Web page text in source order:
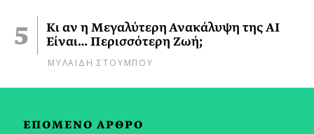
Κι αν η Μεγαλύτερη Ανακάλυψη της AI
Είναι… Περισσότερη Ζωή;
ΜΥΛΑΙΔΗ ΣΤΟΥΜΠΟΥ
ΕΠΟΜΕΝΟ ΑΡΘΡΟ